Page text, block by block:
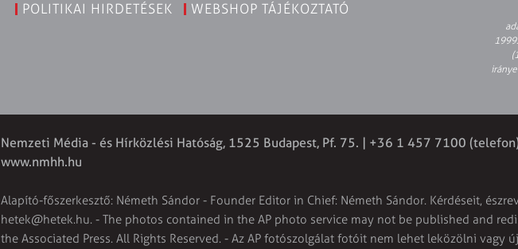
POLITIKAI HIRDETÉSEK
WEBSHOP TÁJÉKOZTATÓ
Nemzeti Média - és Hírközlési Hatóság, 1525 Budapest, Pf. 75. | +36 1 457 7100
www.nmhh.hu
Alapító-főszerkesztő: Németh Sándor - Founder Editor in Chief: Németh Sándor. Kérdéseit,
hetek@hetek.hu. - The photos contained in the AP photo service may not be published and
the Associated Press. All Rights Reserved. - Az AP fotószolgálat fotóit nem lehet leközölni vagy